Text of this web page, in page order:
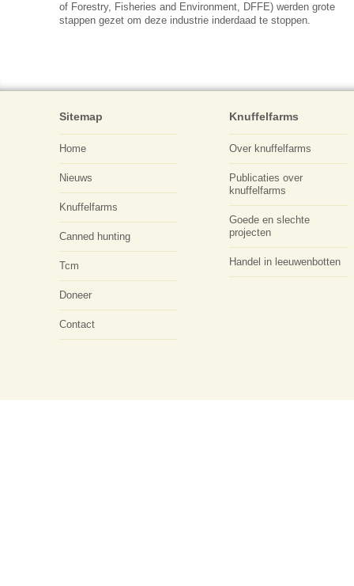
of Forestry, Fisheries and Environment, DFFE) werden grote
stappen gezet om deze industrie inderdaad te stoppen.
Sitemap
Home
Nieuws
Knuffelfarms
Canned hunting
Tcm
Doneer
Contact
Knuffelfarms
Over knuffelfarms
Publicaties over
knuffelfarms
Goede en slechte
projecten
Handel in leeuwenbotten